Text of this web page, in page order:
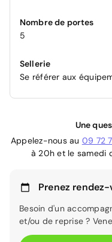
Nombre de portes
5
Sellerie
Se référer aux
Une
Appelez-nous au 09 72
à 20h et le samedi
Prenez
Besoin d'un
et/ou de reprise ?